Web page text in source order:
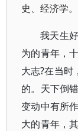
史、经济学
我天生
为的青年，
大志?在当时
的。天下倒
变动中有所
大的青年，